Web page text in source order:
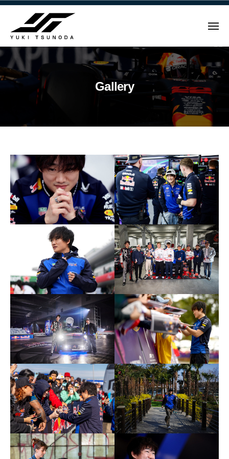
コ
ン
へ
Y
u
k
o
d
a
–
角
｜
F
1
d
r
i
v
e
r
Y
u
k
i
メ
ュ
Gallery
Gallery
2026.03.31
by
Yuki
Tsunoda
i
T
s
田
裕
毅
｜
F
1
e
r
Y
u
k
T
s
u
n
o
d
a
O
f